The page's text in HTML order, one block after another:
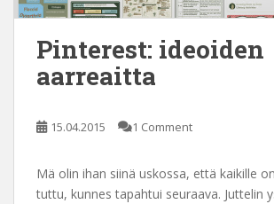
Pinterest: ideoiden
aarreaitta
15.04.2015 1 Comment
Mä olin ihan siinä uskossa, että kaikille
tuttu, kunnes tapahtui seuraava. Juttelin